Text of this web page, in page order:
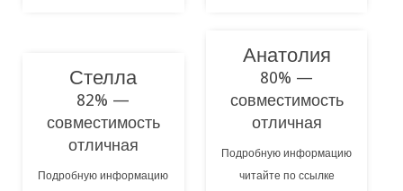
Стелла
82% —
совместимость
отличная
Подробную информацию
Анатолия
80% —
совместимость
отличная
Подробную информацию
читайте по ссылке